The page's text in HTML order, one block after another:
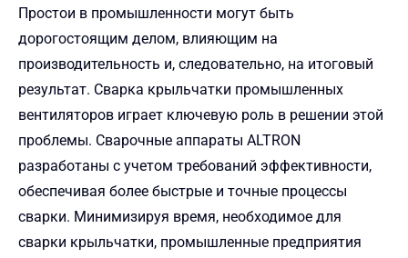
Простои в промышленности могут быть
дорогостоящим делом, влияющим на
производительность и, следовательно, на итоговый
результат. Сварка крыльчатки промышленных
вентиляторов играет ключевую роль в решении этой
проблемы. Сварочные аппараты ALTRON
разработаны с учетом требований эффективности,
обеспечивая более быстрые и точные процессы
сварки. Минимизируя время, необходимое для
сварки крыльчатки, промышленные предприятия